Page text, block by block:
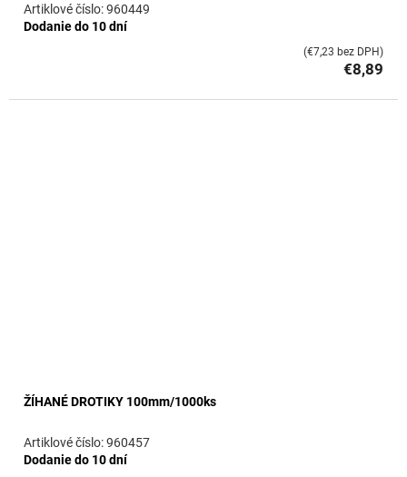
Dodanie do 10 dní
960449
€8,89
(€7,23 bez DPH)
ŽÍHANÉ DROTIKY 100mm/1000ks
Dodanie do 10 dní
960457